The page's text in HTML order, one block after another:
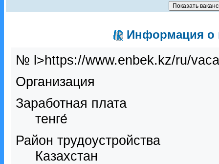
Информация о
№ l>https://www.enbek.kz/ru/
Организация
Заработная плата
тенге́
Район трудоустройства
Казахстан